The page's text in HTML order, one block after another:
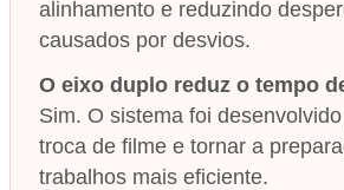
alinhamento e reduzindo
causados por desvios.
O eixo duplo reduz o tempo
Sim. O sistema foi
troca de filme e tornar a
trabalhos mais eficiente.